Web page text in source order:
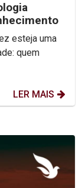
esteja uma
quem
LER MAIS